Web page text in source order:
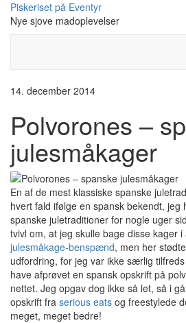
Skip
content
Piskeriset på Eventyr
Nye sjove madoplevelser
14. december 2014
Polvorones –
julesmåkager
En af de mest klassiske spanske
hvert fald ifølge en spansk bekendt, jeg
spanske juletraditioner for nogle uger
tvivl om, at jeg skulle bage disse kager
julesmåkage-benspænd, men her
udfordring, for jeg var ikke særlig
have afprøvet en spansk opskrift på
nettet. Jeg opgav dog ikke så let, så i
opskrift fra serious eats og freestylede
meget, meget bedre!